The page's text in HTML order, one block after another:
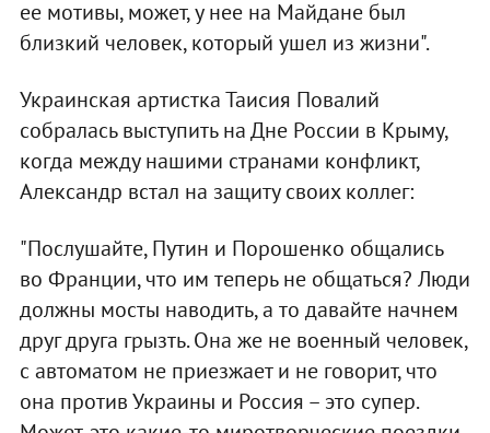
ее мотивы, может, у нее на Майдане был
близкий человек, который ушел из жизни".
Украинская артистка Таисия Повалий
собралась выступить на Дне России в Крыму,
когда между нашими странами конфликт,
Александр встал на защиту своих коллег:
"Послушайте, Путин и Порошенко общались
во Франции, что им теперь не общаться? Люди
должны мосты наводить, а то давайте начнем
друг друга грызть. Она же не военный человек,
с автоматом не приезжает и не говорит, что
она против Украины и Россия – это супер.